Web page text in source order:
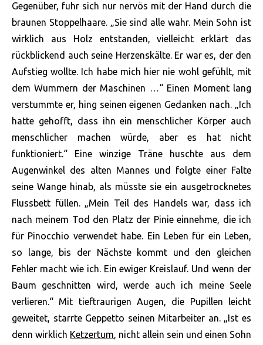
Gegenüber, fuhr sich nur nervös mit der Hand durch die
braunen Stoppelhaare. „Sie sind alle wahr. Mein Sohn ist
wirklich aus Holz entstanden, vielleicht erklärt das
rückblickend auch seine Herzenskälte. Er war es, der den
Aufstieg wollte. Ich habe mich hier nie wohl gefühlt, mit
dem Wummern der Maschinen …“ Einen Moment lang
verstummte er, hing seinen eigenen Gedanken nach. „Ich
hatte gehofft, dass ihn ein menschlicher Körper auch
menschlicher machen würde, aber es hat nicht
funktioniert.“ Eine winzige Träne huschte aus dem
Augenwinkel des alten Mannes und folgte einer Falte
seine Wange hinab, als müsste sie ein ausgetrocknetes
Flussbett füllen. „Mein Teil des Handels war, dass ich
nach meinem Tod den Platz der Pinie einnehme, die ich
für Pinocchio verwendet habe. Ein Leben für ein Leben,
so lange, bis der Nächste kommt und den gleichen
Fehler macht wie ich. Ein ewiger Kreislauf. Und wenn der
Baum geschnitten wird, werde auch ich meine Seele
verlieren.“ Mit tieftraurigen Augen, die Pupillen leicht
geweitet, starrte Geppetto seinen Mitarbeiter an. „Ist es
denn wirklich Ketzertum, nicht allein sein und einen Sohn